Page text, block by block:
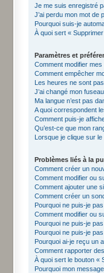
Je me suis enregistré
J’ai perdu mon mot de
Pourquoi suis-je
À quoi sert «
Paramètres et
Comment modifier
Comment empêcher
Les heures ne sont
J’ai changé mon
Ma langue n’est pas
A quoi correspondent
Comment puis-je
Qu’est-ce que mon
Lorsque je clique sur le
Problèmes liés à la
Comment créer un
Comment modifier ou
Comment ajouter une
Comment créer un
Pourquoi ne puis-je
Comment modifier ou
Pourquoi ne puis-je
Pourquoi ne puis-je
Pourquoi ai-je reçu un
Comment rapporter
À quoi sert le bouton «
Pourquoi mon